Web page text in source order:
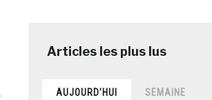
AUJOURD’HUI SEMAINE